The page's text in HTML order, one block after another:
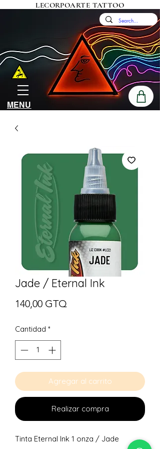
MENU
LECORPOARTE
Jade / Eternal Ink
140,00 GTQ
Cantidad *
Agregar al carrito
Realizar compra
Tinta Eternal Ink 1 onza / Jade